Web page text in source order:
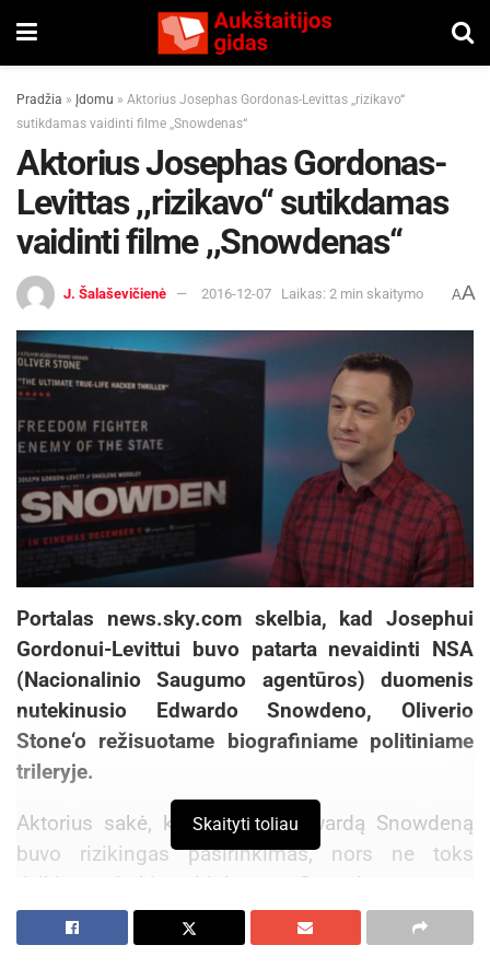
Pradžia » Įdomu » Aktorius Josephas Gordonas-Levittas ,,rizikavo“
sutikdamas vaidinti filme ,,Snowdenas“
Aktorius Josephas Gordonas-
Levittas ,,rizikavo“ sutikdamas
vaidinti filme ,,Snowdenas“
J. Šalaševičienė 2016-12-07 Laikas: 2 min skaitymo AA
Portalas news.sky.com skelbia, kad Josephui
Gordonui-Levittui buvo patarta nevaidinti NSA
(Nacionalinio Saugumo agentūros) duomenis
nutekinusio Edwardo Snowdeno, Oliverio
Stone‘o režisuotame biografiniame politiniame
trileryje.
Aktorius sakė, kad vaidinti Edwardą Snowdeną
buvo rizikingas pasirinkimas, nors ne toks
rizikingas, kokį pasirinko pats Snowdenas.
Filmas ,,Snowdenas“, kuris yra paremtas dviem
Skaityti toliau